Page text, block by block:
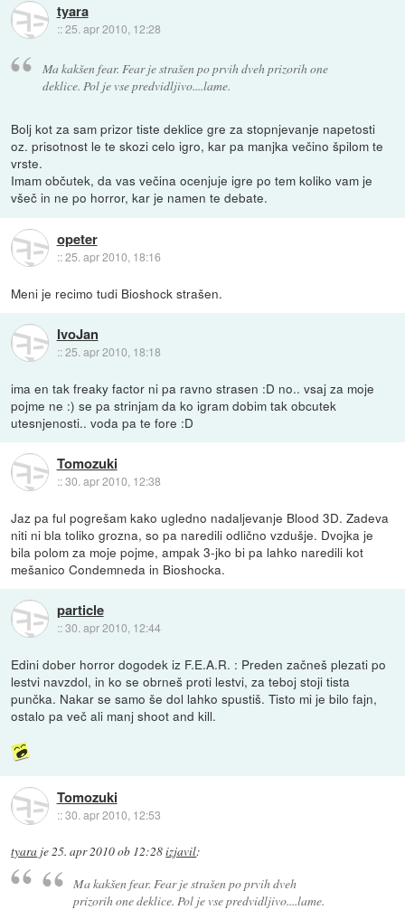
tyara
::25. apr 2010, 12:28
Ma kakšen fear. Fear je strašen po prvih dveh prizorih one
deklice. Pol je vse predvidljivo....lame.
Bolj kot za sam prizor tiste deklice gre za stopnjevanje napetosti
oz. prisotnost le te skozi celo igro, kar pa manjka večino špilom te
vrste.
Imam občutek, da vas večina ocenjuje igre po tem koliko vam je
všeč in ne po horror, kar je namen te debate.
opeter
::25. apr 2010, 18:16
Meni je recimo tudi Bioshock strašen.
IvoJan
::25. apr 2010, 18:18
ima en tak freaky factor ni pa ravno strasen :D no.. vsaj za moje
pojme ne :) se pa strinjam da ko igram dobim tak obcutek
utesnjenosti.. voda pa te fore :D
Tomozuki
::30. apr 2010, 12:38
Jaz pa ful pogrešam kako ugledno nadaljevanje Blood 3D. Zadeva
niti ni bla toliko grozna, so pa naredili odlično vzdušje. Dvojka je
bila polom za moje pojme, ampak 3-jko bi pa lahko naredili kot
mešanico Condemneda in Bioshocka.
particle
::30. apr 2010, 12:44
Edini dober horror dogodek iz F.E.A.R. : Preden začneš plezati po
lestvi navzdol, in ko se obrneš proti lestvi, za teboj stoji tista
punčka. Nakar se samo še dol lahko spustiš. Tisto mi je bilo fajn,
ostalo pa več ali manj shoot and kill.
Tomozuki
::30. apr 2010, 12:53
tyara je25. apr 2010 ob 12:28izjavil:
Ma kakšen fear. Fear je strašen po prvih dveh
prizorih one deklice. Pol je vse predvidljivo....lame.